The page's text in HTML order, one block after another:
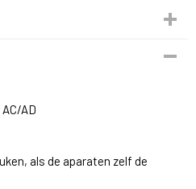
AD
als de aparaten zelf de